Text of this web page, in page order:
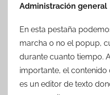
Administración general
En esta pestaña
marcha o no el popup,
durante cuanto tiempo.
importante, el
es un editor de texto